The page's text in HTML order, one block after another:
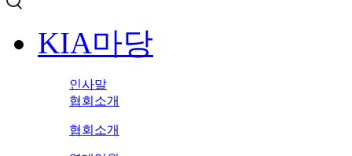
KIA마당
인사말
협회소개
협회소개